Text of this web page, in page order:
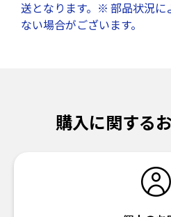
送となります。※ 部品状況に
ない場合がございます。
購入に関する